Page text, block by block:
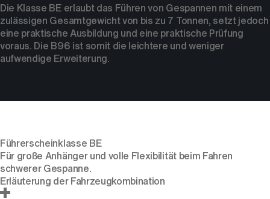
Die Klasse BE erlaubt das Führen von Gespannen mit einem
zulässigen Gesamtgewicht von bis zu 7 Tonnen, setzt jedoch
eine praktische Ausbildung und eine praktische Prüfung
voraus. Die B96 ist somit die leichtere und weniger
aufwendige Erweiterung.
Führerscheinklasse BE
Für große Anhänger und volle Flexibilität beim Fahren
schwerer Gespanne.
Erläuterung der Fahrzeugkombination